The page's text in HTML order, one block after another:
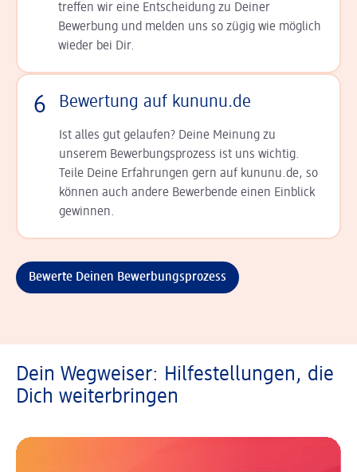
tref­fen wir eine Entscheidung zu Deiner
Bewerbung und melden uns so zügig wie möglich
wieder bei Dir.
6 Bewertung auf kununu.de
Ist alles gut gelaufen? Deine Meinung zu
unserem Bewerbungsprozess ist uns wichtig.
Teile Deine Erfahrungen gern auf kununu.de, so
können auch andere Bewerbende einen Einblick
gewinnen.
Bewerte Deinen Bewerbungsprozess
Dein Wegweiser: Hilfestellungen, die
Dich weiterbringen